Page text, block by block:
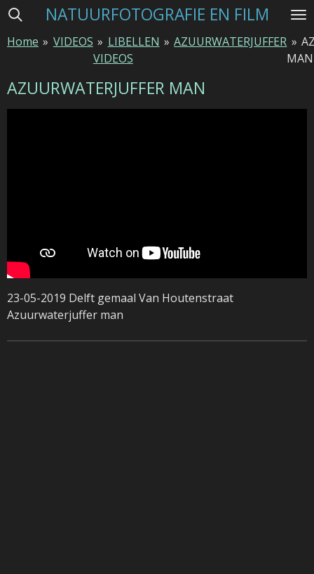
Ga
naar
hoofdinhoud
NATUURFOTOGRAFIE EN FILM
Home » VIDEOS » LIBELLEN
VIDEOS
» AZUURWATERJUFFER »
MAN
AZUURWATERJUFFER MAN
23-05-2019 Delft gemaal Van Houtenstraat
Azuurwaterjuffer man